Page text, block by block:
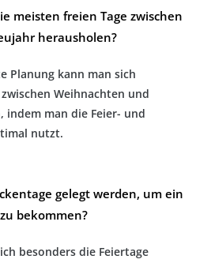
meisten freien Tage zwischen
herausholen?
Planung kann man sich
Weihnachten und
indem man die Feier- und
nutzt.
gelegt werden, um ein
bekommen?
besonders die Feiertage